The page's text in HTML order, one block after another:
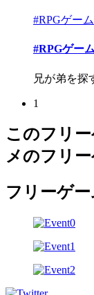
#RPGゲーム
#RPGゲーム
兄が弟を探
1
このフリ
メのフリ
フリーゲ